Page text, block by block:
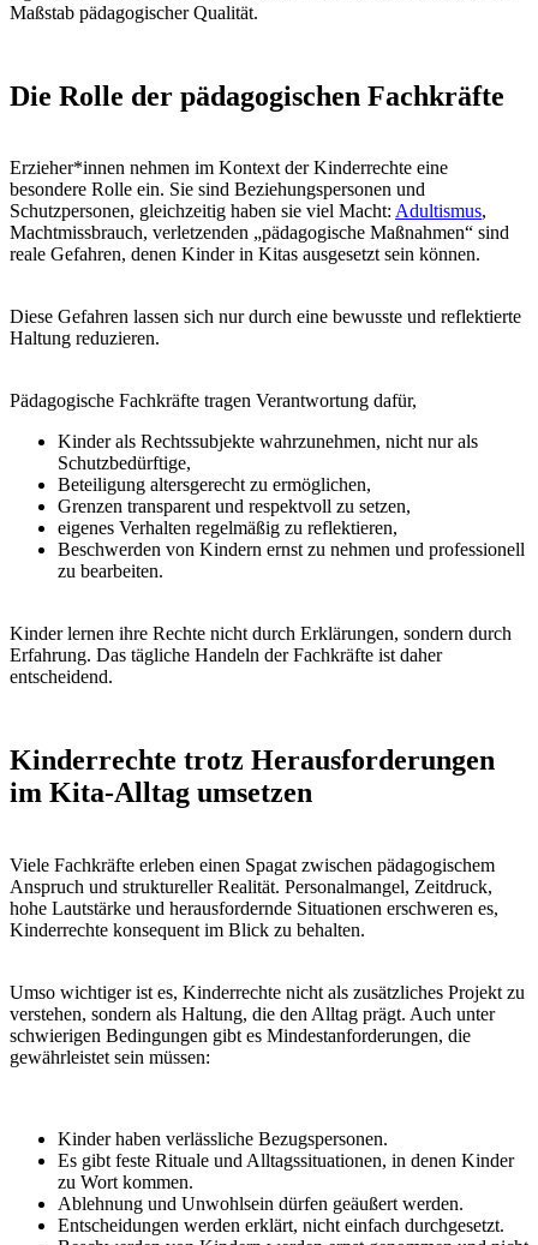
entscheidend.
Kinderrechte trotz Herausforderungen
im Kita-Alltag umsetzen
hohe Lautstärke und herausfordernde Situationen erschweren es,
Kinderrechte konsequent im Blick zu behalten.
Umso wichtiger ist es, Kinderrechte nicht als zusätzliches Projekt zu
verstehen, sondern als Haltung, die den Alltag prägt. Auch unter
schwierigen Bedingungen gibt es Mindestanforderungen, die
gewährleistet sein müssen:
Kinder haben verlässliche Bezugspersonen.
Es gibt feste Rituale und Alltagssituationen, in denen Kinder
Entscheidungen werden erklärt, nicht einfach durchgesetzt.
Beschwerden von Kindern werden ernst genommen und nicht
relativiert.
Wichtig: Die konsequente Umsetzung von Kinderrechten
scheitern im Alltag selten an mangelndem Engagement, sondern
häufig an Überforderung. Eine offene Teamkultur mit Raum
für Austausch und Reflexion ist daher zentral.
Praxisbeispiel: Kinderrechte zwischen
Anspruch und Alltag
Es ist Montagmorgen in einer altersgemischten Kita-Gruppe. Der
Morgenkreis beginnt, alle Kinder sitzen im Kreis. Als das
Begrüßungslied startet, bleibt ein vierjähriges Kind still. Die
Fachkraft fordert es freundlich, dann bestimmter auf, mitzusingen.
Das Kind senkt den Blick, beteiligt sich nicht mehr am Gespräch
und wirkt im weiteren Verlauf des Vormittags zurückgezogen. Später
kommt es im Freispiel zu einem Wutausbruch.